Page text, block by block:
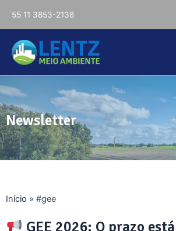
55 11 3853-2138
Newsletter
Início » #gee
GEE 2026: O prazo